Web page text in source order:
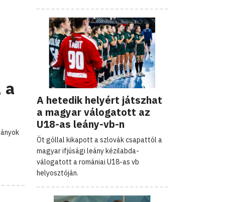
a
A hetedik helyért játszhat
a magyar válogatott az
U18-as leány-vb-n
Öt góllal kikapott a szlovák csapattól a
magyar ifjúsági leány kézilabda-
válogatott a romániai U18-as vb
helyosztóján.